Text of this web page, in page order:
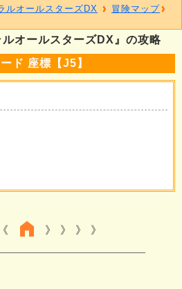
ルオールスターズDX』の攻略
ド 座標【J5】
》 》 》
ルオールスターズDX
冒険マップ